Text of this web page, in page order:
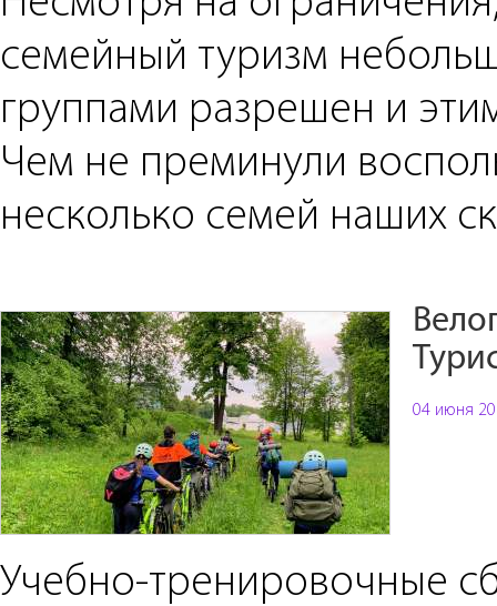
семейный туризм
группами разрешен и
Чем не преминули
несколько семей наших
04 июня
Учебно-тренировочные